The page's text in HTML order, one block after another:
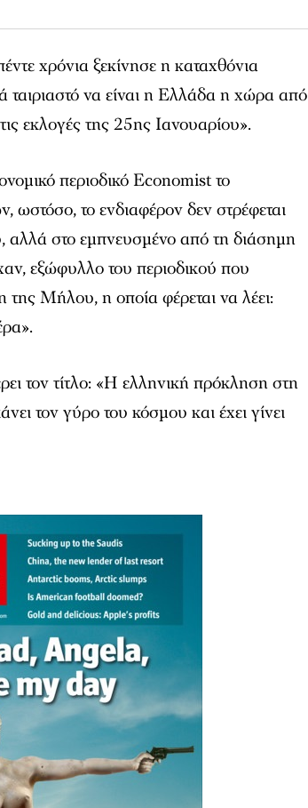
χρόνια ξεκίνησε η καταχθόνια
ταιριαστό να είναι η Ελλάδα η χώρα από
εκλογές της 25ης Ιανουαρίου».
περιοδικόEconomistτο
το ενδιαφέρον δεν στρέφεται
αλλά στο εμπνευσμένο από τη διάσημη
εξώφυλλο του περιοδικού που
της Μήλου, η οποία φέρεται να λέει:
τον τίτλο: «Η ελληνική πρόκληση στη
τον γύρο του κόσμου και έχει γίνει